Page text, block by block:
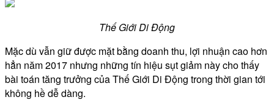
Thế Giới Di Động
Mặc dù vẫn giữ được mặt bằng doanh thu, lợi nhuận cao hơn
hẳn năm 2017 nhưng những tín hiệu sụt giảm này cho thấy
bài toán tăng trưởng của Thế Giới Di Động trong thời gian tới
không hề dễ dàng.